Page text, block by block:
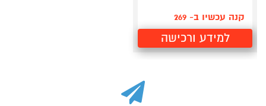
קנה עכשיו ב- 269
למידע ורכישה